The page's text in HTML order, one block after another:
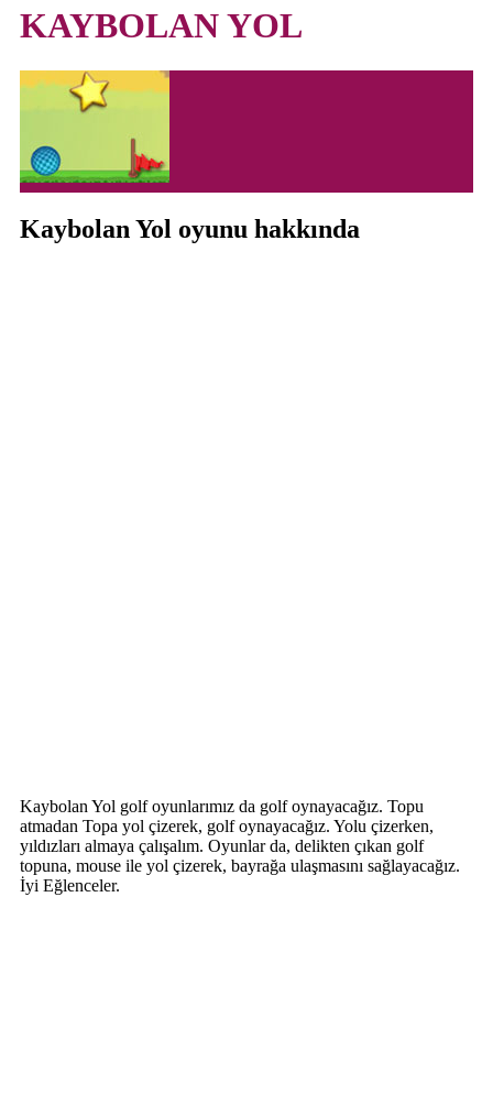
KAYBOLAN YOL
Kaybolan Yol oyunu hakkında
Kaybolan Yol golf oyunlarımız da golf oynayacağız. Topu
atmadan Topa yol çizerek, golf oynayacağız. Yolu çizerken,
yıldızları almaya çalışalım. Oyunlar da, delikten çıkan golf
topuna, mouse ile yol çizerek, bayrağa ulaşmasını sağlayacağız.
İyi Eğlenceler.